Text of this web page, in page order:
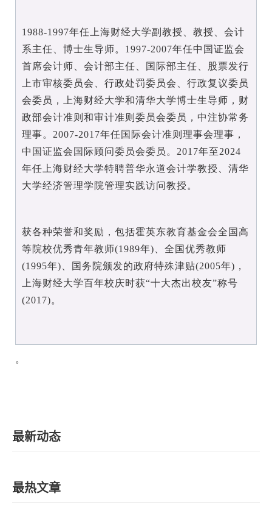
1988-1997年任上海财经大学副教授、教授、会计
系主任、博士生导师。1997-2007年任中国证监会
首席会计师、会计部主任、国际部主任、股票发行
上市审核委员会、行政处罚委员会、行政复议委员
会委员，上海财经大学和清华大学博士生导师，财
政部会计准则和审计准则委员会委员，中注协常务
理事。2007-2017年任国际会计准则理事会理事，
中国证监会国际顾问委员会委员。2017年至2024
年任上海财经大学特聘普华永道会计学教授、清华
大学经济管理学院管理实践访问教授。
获各种荣誉和奖励，包括霍英东教育基金会全国高
等院校优秀青年教师(1989年)、全国优秀教师
(1995年)、国务院颁发的政府特殊津贴(2005年)，
上海财经大学百年校庆时获“十大杰出校友”称号
(2017)。
。
最新动态
最热文章